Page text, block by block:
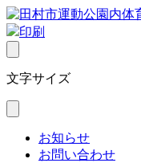
印刷
文字サイズ
お知らせ
お問い合わせ